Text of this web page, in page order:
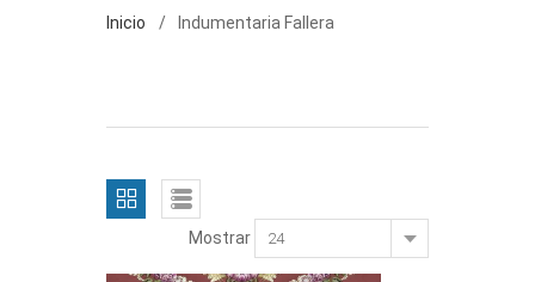
Inicio Indumentaria Fallera
Mostrar